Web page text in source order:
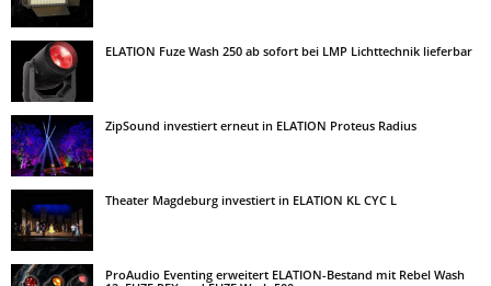
ELATION Fuze Wash 250 ab sofort bei LMP Lichttechnik lieferbar
ZipSound investiert erneut in ELATION Proteus Radius
Theater Magdeburg investiert in ELATION KL CYC L
ProAudio Eventing erweitert ELATION-Bestand mit Rebel Wash